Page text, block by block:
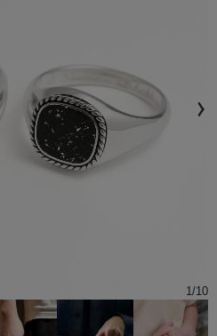
1/10